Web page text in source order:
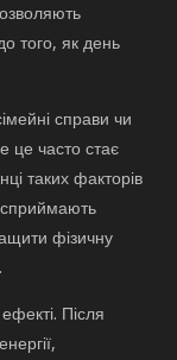
того, як день
справи чи
це часто стає
таких факторів
фізичну
Після